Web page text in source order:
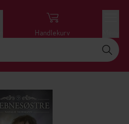
Handlekurv